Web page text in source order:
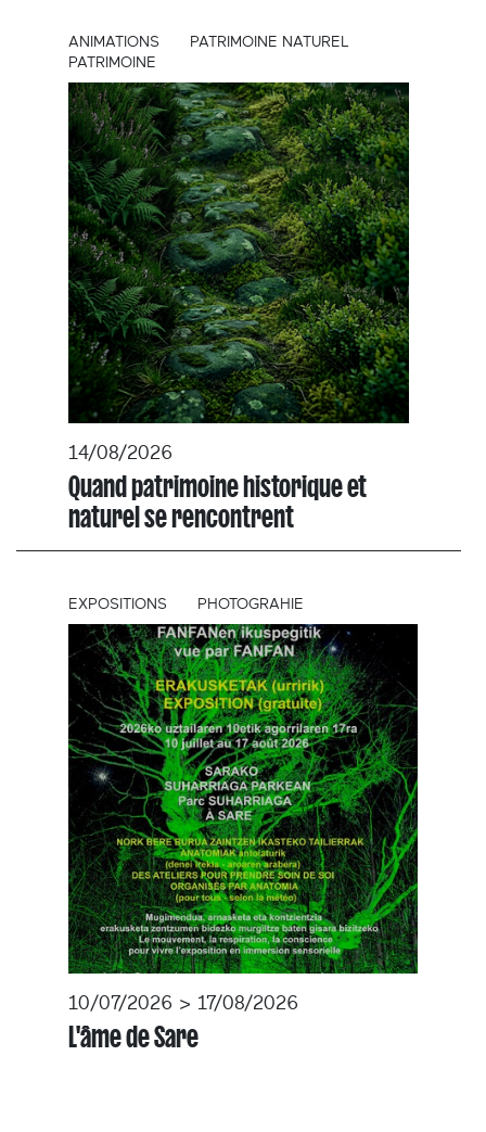
ANIMATIONS
PATRIMOINE NATUREL
PATRIMOINE
14/08/2026
Quand patrimoine historique et
naturel se rencontrent
EXPOSITIONS PHOTOGRAHIE
10/07/2026 > 17/08/2026
L'âme de Sare